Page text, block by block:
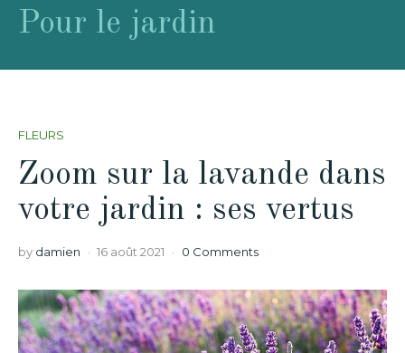
Pour le jardin
FLEURS
Zoom sur la lavande dans
votre jardin : ses vertus
by damien 16 août 2021 0 Comments